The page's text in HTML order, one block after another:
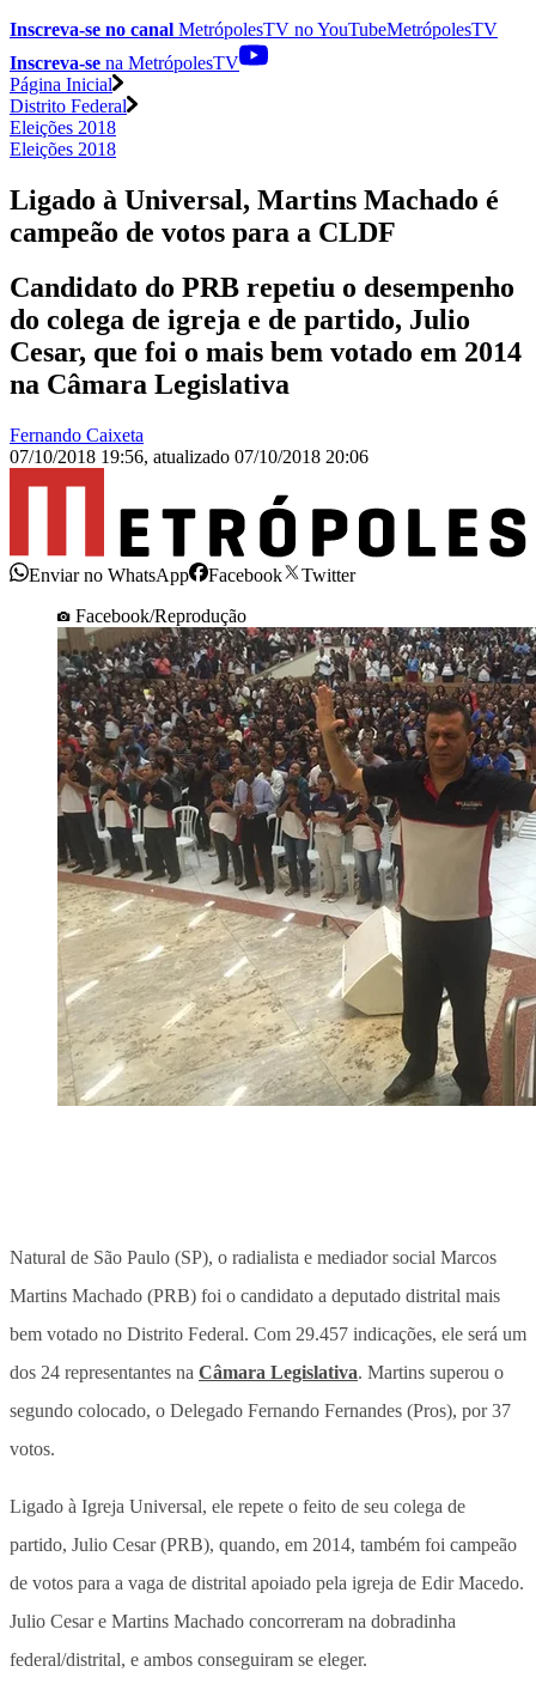
Inscreva-se no canal MetrópolesTV noYouTubeMetrópolesTV
Inscreva-se na MetrópolesTV
Página Inicial
Distrito Federal
Eleições 2018
Eleições 2018
Ligado à Universal, Martins Machado é
campeão de votos para a CLDF
Candidato do PRB repetiu o desempenho
do colega de igreja e de partido, Julio
Cesar, que foi o mais bem votado em 2014
na Câmara Legislativa
Fernando Caixeta
07/10/2018 19:56, atualizado 07/10/2018 20:06
Enviar no WhatsApp Facebook
Twitter
Facebook/Reprodução
Natural de São Paulo (SP), o radialista e mediador social Marcos
Martins Machado (PRB) foi o candidato a deputado distrital mais
bem votado no Distrito Federal. Com 29.457 indicações, ele será um
dos 24 representantes na Câmara Legislativa. Martins superou o
segundo colocado, o Delegado Fernando Fernandes (Pros), por 37
votos.
Ligado à Igreja Universal, ele repete o feito de seu colega de
partido, Julio Cesar (PRB), quando, em 2014, também foi campeão
de votos para a vaga de distrital apoiado pela igreja de Edir Macedo.
Julio Cesar e Martins Machado concorreram na dobradinha
federal/distrital, e ambos conseguiram se eleger.